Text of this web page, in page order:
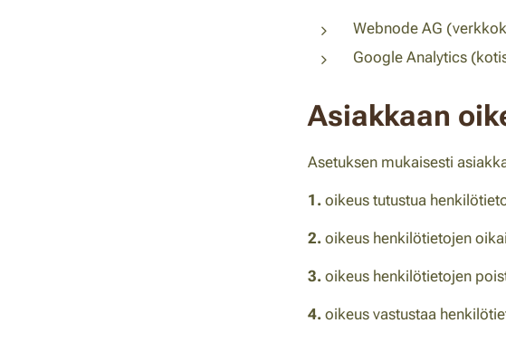
Webnode AG
Google Analytics
Asiakkaan
Asetuksen mukaisesti
1. oikeus tutustua
2. oikeus henkilötietojen
3. oikeus henkilötietojen
4. oikeus vastustaa